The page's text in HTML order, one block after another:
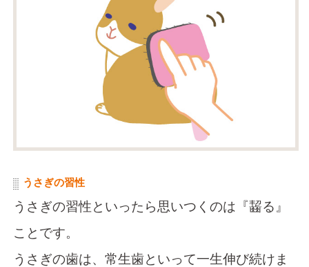
うさぎの習性
うさぎの習性といったら思いつくのは『齧る』
ことです。
うさぎの歯は、常生歯といって一生伸び続けま